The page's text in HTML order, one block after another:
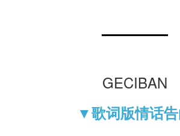
GECIBAN
▼歌词版情话